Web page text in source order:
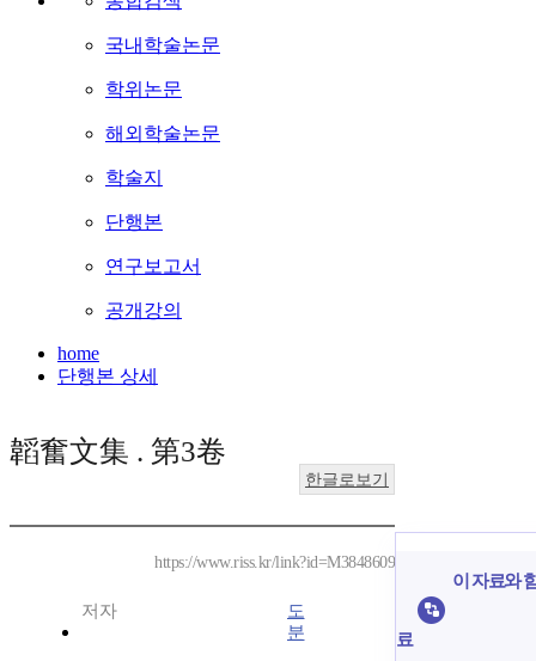
국내학술논문
학위논문
해외학술논문
학술지
단행본
연구보고서
공개강의
home
단행본 상세
韜奮文集 . 第3卷
한글로보기
https://www.riss.kr/link?id=M3848609
저자
도
분
이 자료와
료